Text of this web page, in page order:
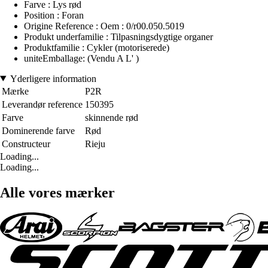
Farve : Lys rød
Position : Foran
Origine Reference : Oem : 0/r00.050.5019
Produkt underfamilie : Tilpasningsdygtige organer
Produktfamilie : Cykler (motoriserede)
uniteEmballage: (Vendu A L' )
Yderligere information
Mærke
P2R
Leverandør reference 150395
Farve
skinnende rød
Dominerende farve
Rød
Constructeur
Rieju
Loading...
Loading...
Alle vores mærker